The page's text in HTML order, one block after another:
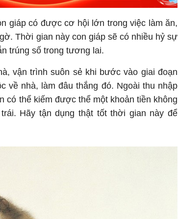
giáp có được cơ hội lớn trong việc làm ăn,
Thời gian này con giáp sẽ có nhiều hỷ sự
trúng số trong tương lai.
vận trình suôn sẻ khi bước vào giai đoạn
về nhà, làm đâu thắng đó. Ngoài thu nhập
có thể kiếm được thể một khoản tiền không
Hãy tận dụng thật tốt thời gian này để